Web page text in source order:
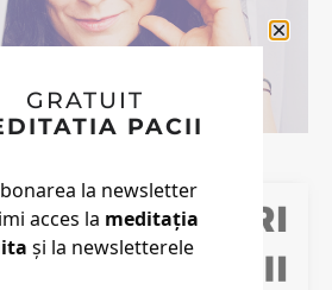
GRATUIT
PACII
la newsletter
acces la meditația
și la newsletterele